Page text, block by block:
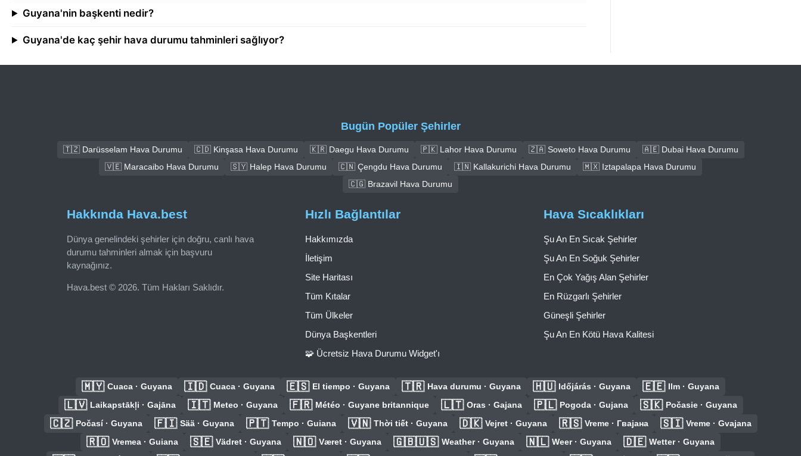
Guyana'nin başkenti nedir?
Guyana'de kaç şehir hava durumu tahminleri sağlıyor?
Bugün Popüler Şehirler
🇹🇿 Darüsselam Hava Durumu 🇨🇩 Kinşasa Hava Durumu 🇰🇷 Daegu Hava Durumu 🇵🇰 Lahor Hava Durumu 🇿🇦 Soweto Hava Durumu
🇦🇪 Dubai Hava Durumu
🇻🇪 Maracaibo Hava Durumu
🇸🇾 Halep Hava Durumu 🇨🇳 Çengdu Hava Durumu 🇮🇳 Kallakurichi Hava Durumu
🇲🇽 Iztapalapa Hava Durumu
🇨🇬 Brazavil Hava Durumu
Hakkında Hava.best
Dünya genelindeki şehirler için doğru, canlı hava
durumu tahminleri almak için başvuru
kaynağınız.
Hava.best © 2026. Tüm Hakları Saklıdır.
Hızlı Bağlantılar
Hakkımızda
İletişim
Site Haritası
Tüm Kıtalar
Tüm Ülkeler
Dünya Başkentleri
🧩 Ücretsiz Hava Durumu Widget'ı
Hava Sıcaklıkları
Şu An En Sıcak Şehirler
Şu An En Soğuk Şehirler
En Çok Yağış Alan Şehirler
En Rüzgarlı Şehirler
Güneşli Şehirler
Şu An En Kötü Hava Kalitesi
🇲🇾 Cuaca · Guyana 🇮🇩 Cuaca · Guyana 🇪🇸 El tiempo · Guyana 🇹🇷 Hava durumu · Guyana 🇭🇺 Időjárás · Guyana 🇪🇪 Ilm · Guyana
🇱🇻 Laikapstākļi · Gajāna 🇮🇹 Meteo · Guyana 🇫🇷 Météo · Guyane britannique 🇱🇹 Oras · Gajana 🇵🇱 Pogoda · Gujana 🇸🇰 Počasie · Guyana
🇨🇿 Počasí · Guyana 🇫🇮 Sää · Guyana 🇵🇹 Tempo · Guiana 🇻🇳 Thời tiết · Guyana 🇩🇰 Vejret · Guyana 🇷🇸 Vreme · Гвајана 🇸🇮 Vreme · Gvajana
🇷🇴 Vremea · Guiana 🇸🇪 Vädret · Guyana 🇳🇴 Været · Guyana 🇬🇧🇺🇸 Weather · Guyana 🇳🇱 Weer · Guyana 🇩🇪 Wetter · Guyana